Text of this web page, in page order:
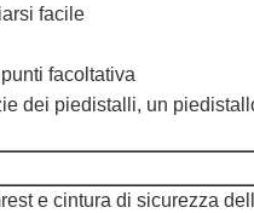
facile
facoltativa
dei piedistalli, un
e cintura di sicurezza